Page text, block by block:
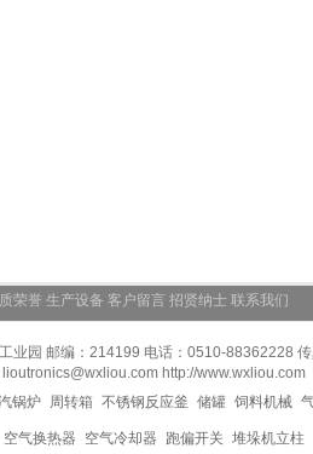
荣誉 生产设备 客户留言 招贤纳士 联系我们
业园 邮编：214199 电话：0510-88362228
http://www.wxliou.com
锅炉 周转箱 不锈钢反应釜 储罐 饲料机械
空气换热器 空气冷却器 跑偏开关 堆垛机立柱